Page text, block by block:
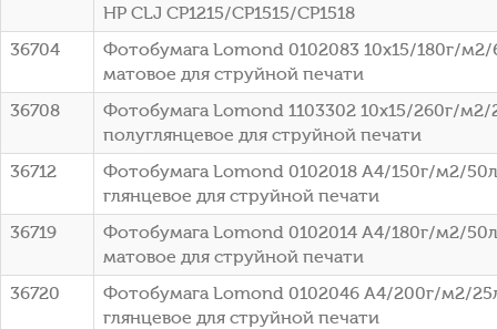
HP CLJ CP1215/CP1515/CP1518
36704
Фотобумага Lomond 0102083 10x15/180г/
матовое для струйной печати
36708
Фотобумага Lomond 1103302 10x15/260г/
полуглянцевое для струйной печати
36712
Фотобумага Lomond 0102018 A4/150г/м2/
глянцевое для струйной печати
36719
Фотобумага Lomond 0102014 A4/180г/м2/
матовое для струйной печати
36720
Фотобумага Lomond 0102046 A4/200г/м2/
глянцевое для струйной печати